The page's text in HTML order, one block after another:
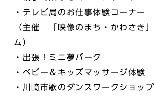
・テレビ局のお仕事体験コーナー
（主催 「映像のまち・かわさき
ム）
・出張！ミニ夢パーク
・ベビー＆キッズマッサージ体験
・川崎市歌のダンスワークショップ